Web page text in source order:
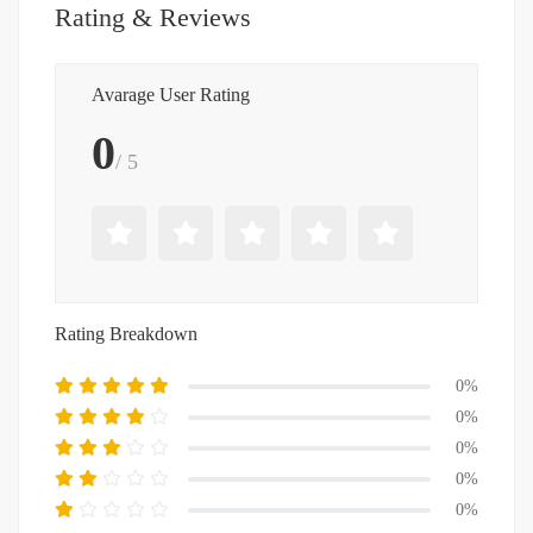
Rating & Reviews
Avarage User Rating
0/ 5
Rating Breakdown
0%
0%
0%
0%
0%